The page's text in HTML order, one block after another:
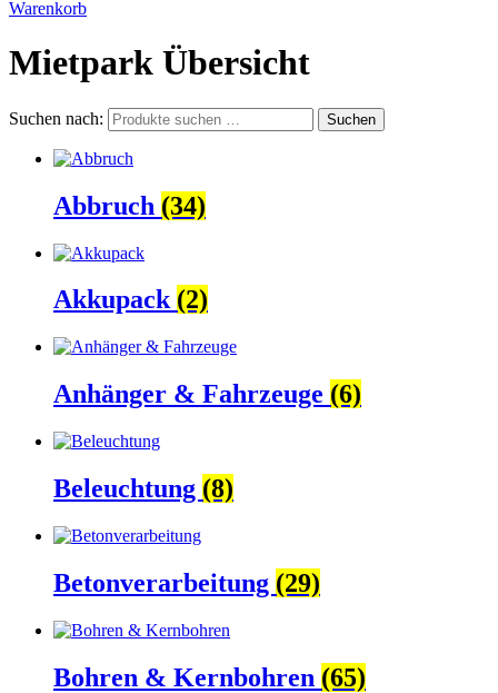
Warenkorb
Mietpark Übersicht
Suchen nach: Suchen
Abbruch (34)
Akkupack (2)
Anhänger & Fahrzeuge (6)
Beleuchtung (8)
Betonverarbeitung (29)
Bohren & Kernbohren (65)